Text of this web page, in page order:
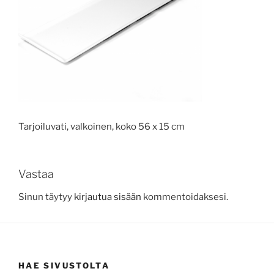
Tarjoiluvati, valkoinen, koko 56 x 15 cm
Vastaa
Sinun täytyy kirjautua sisään kommentoidaksesi.
HAE SIVUSTOLTA